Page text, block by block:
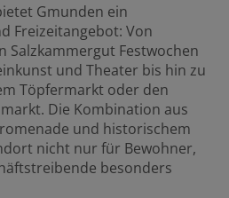
Gmunden ein
Freizeitangebot: Von
Salzkammergut Festwochen
und Theater bis hin zu
Töpfermarkt oder den
Die Kombination aus
und historischem
nicht nur für Bewohner,
besonders